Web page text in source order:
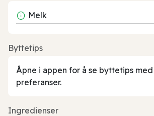
Melk
Byttetips
Åpne i appen for å se byttetips
preferanser.
Ingredienser